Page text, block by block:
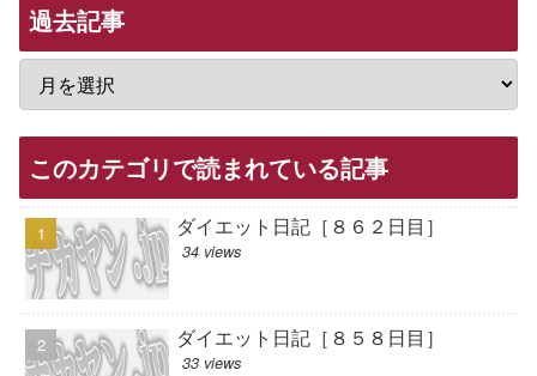
過去記事
このカテゴリで読まれている記事
ダイエット日記［８６２日目］
34 views
ダイエット日記［８５８日目］
33 views